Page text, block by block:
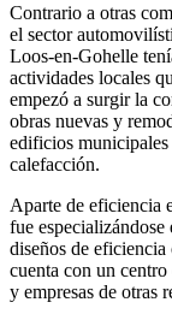
Contrario a otras
el sector
Loos-en-Gohelle
actividades locales
empezó a surgir la
obras nuevas y
edificios
calefacción.
Aparte de eficiencia
fue
diseños de
cuenta con un
y empresas de otras